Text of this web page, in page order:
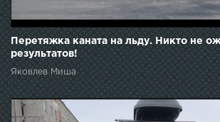
Перетяжка каната на льду. Никто не
результатов!
Яковлев Миша